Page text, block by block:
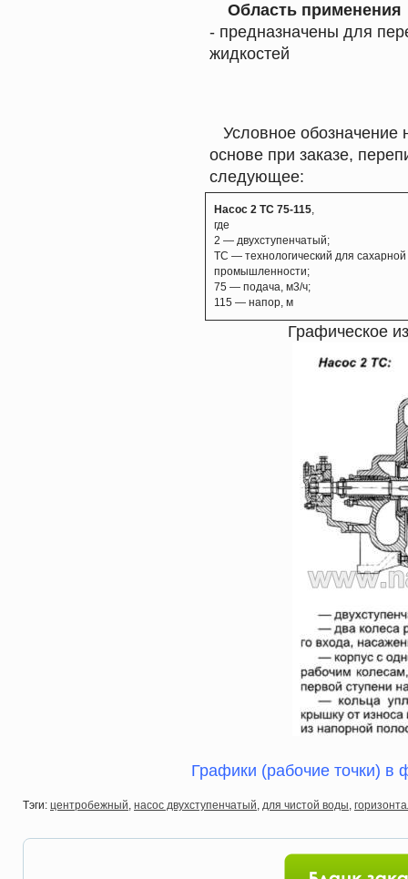
Область применения
- предназначены для
жидкостей
Условное обозначение
основе при заказе,
следующее:
Насос 2 ТС 75-115,
где
2 — двухступенчатый;
ТС — технологический для сахарной
промышленности;
75 — подача, м3/ч;
115 — напор, м
Графическое
Графики (рабочие точки) в
Тэги: центробежный, насос двухступенчатый, для чистой воды,